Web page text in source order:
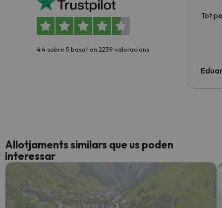
4.4 sobre 5 basat en 2239 valoracions
Tot
Allotjaments similars que us poden
interessar